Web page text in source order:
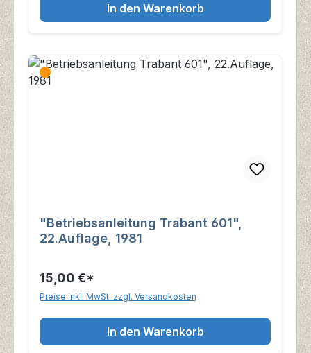
In den Warenkorb
"Betriebsanleitung Trabant 601",
22.Auflage, 1981
15,00 €*
Preise inkl. MwSt. zzgl. Versandkosten
In den Warenkorb